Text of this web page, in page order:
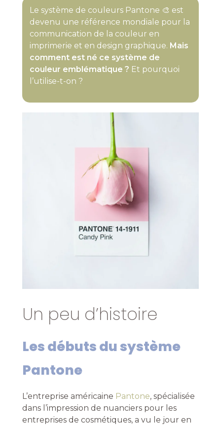
Le système de couleurs Pantone 🎨 est
devenu une référence mondiale pour la
communication de la couleur en
imprimerie et en design graphique. Mais
comment est né ce système de
couleur emblématique ? Et pourquoi
l’utilise-t-on ?
Un peu d’histoire
Les débuts du système
Pantone
L’entreprise américaine Pantone, spécialisée
dans l’impression de nuanciers pour les
entreprises de cosmétiques, a vu le jour en